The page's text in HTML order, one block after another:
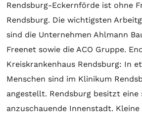
Rendsburg-Eckernförde ist ohne
Rendsburg. Die wichtigsten
sind die Unternehmen Ahlmann
Freenet sowie die ACO Gruppe.
Kreiskrankenhaus Rendsburg: In
Menschen sind im Klinikum
angestellt. Rendsburg besitzt eine
anzuschauende Innenstadt.